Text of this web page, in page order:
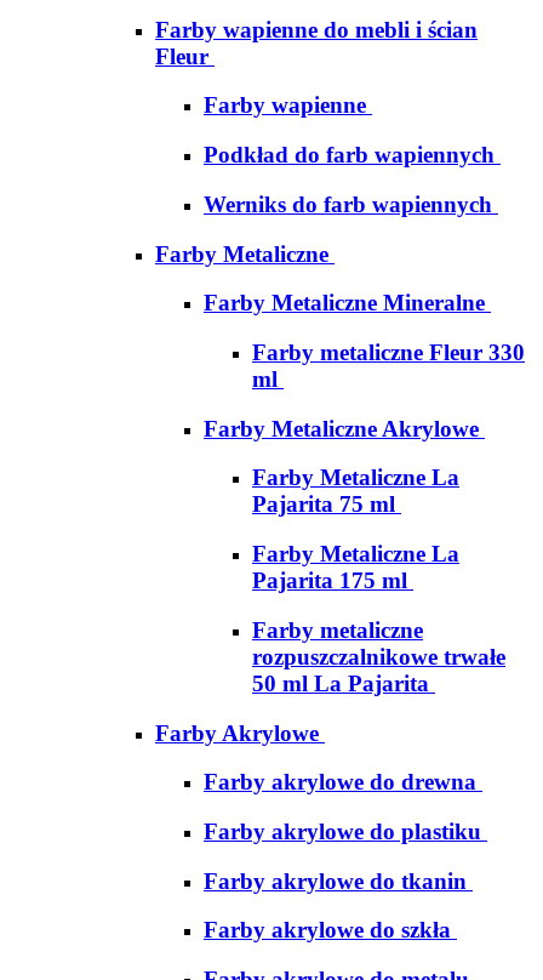
Farby wapienne do mebli i ścian
Fleur
Farby wapienne
Podkład do farb wapiennych
Werniks do farb wapiennych
Farby Metaliczne
Farby Metaliczne Mineralne
Farby metaliczne Fleur 330
ml
Farby Metaliczne Akrylowe
Farby Metaliczne La
Pajarita 75 ml
Farby Metaliczne La
Pajarita 175 ml
Farby metaliczne
rozpuszczalnikowe trwałe
50 ml La Pajarita
Farby Akrylowe
Farby akrylowe do drewna
Farby akrylowe do plastiku
Farby akrylowe do tkanin
Farby akrylowe do szkła